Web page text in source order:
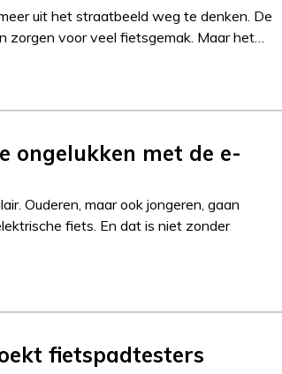
uit het straatbeeld weg te denken. De
zorgen voor veel fietsgemak. Maar het…
ongelukken met de e-
Ouderen, maar ook jongeren, gaan
fiets. En dat is niet zonder
fietspadtesters